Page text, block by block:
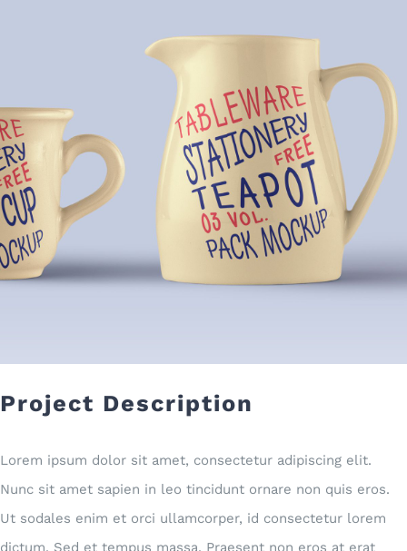
Project Description
Lorem ipsum dolor sit amet, consectetur adipiscing elit.
Nunc sit amet sapien in leo tincidunt ornare non quis eros.
Ut sodales enim et orci ullamcorper, id consectetur lorem
dictum. Sed et tempus massa. Praesent non eros at erat